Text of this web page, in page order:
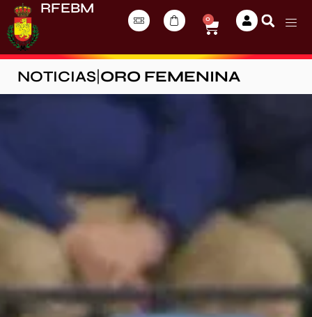
RFEBM
0
NOTICIAS ORO FEMENINA